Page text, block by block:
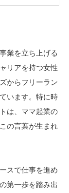
業を立ち上げる
リアを持つ女性
からフリーラン
います。特に時
は、ママ起業の
の言葉が生まれ
スで仕事を進め
第一歩を踏み出